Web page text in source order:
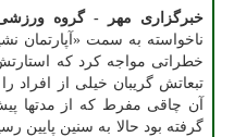
خبرگزاری مهر - گروه
ناخواسته به سمت «آپارتمان
خطراتی مواجه کرد که
تبعاتش گریبان خیلی از افراد
آن چاقی مفرط که از مدتها
گرفته بود حالا به سنین پایین